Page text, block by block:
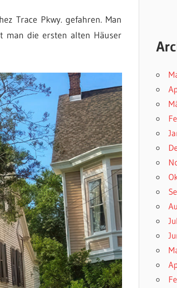
Trace Pkwy. gefahren. Man
man die ersten alten Häuser